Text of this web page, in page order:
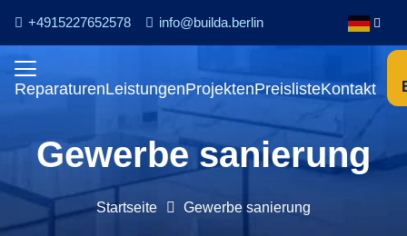
+4915227652578 info@builda.berlin
ReparaturenLeistungenProjektenPreislisteKontakt
Gewerbe sanierung
Startseite Gewerbe sanierung